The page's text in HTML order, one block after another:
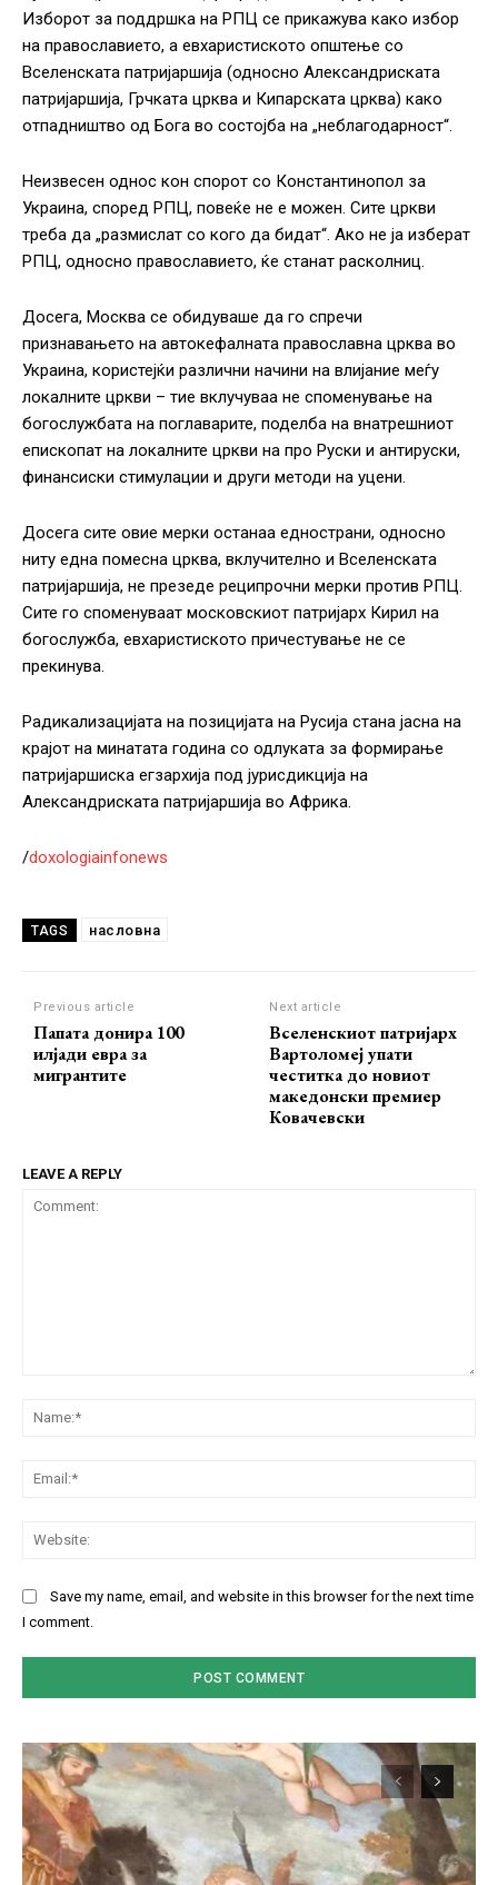
Изборот за поддршка на РПЦ се прикажува како избор
на православието, а евхаристиското општење со
Вселенската патријаршија (односно Александриската
патријаршија, Грчката црква и Кипарската црква) како
отпадништво од Бога во состојба на „неблагодарност“.
Неизвесен однос кон спорот со Константинопол за
Украина, според РПЦ, повеќе не е можен. Сите цркви
треба да „размислат со кого да бидат“. Ако не ја изберат
РПЦ, односно православието, ќе станат расколниц.
Досега, Москва се обидуваше да го спречи
признавањето на автокефалната православна црква во
Украина, користејќи различни начини на влијание меѓу
локалните цркви – тие вклучуваа не споменување на
богослужбата на поглаварите, поделба на внатрешниот
епископат на локалните цркви на про Руски и антируски,
финансиски стимулации и други методи на уцени.
Досега сите овие мерки останаа еднострани, односно
ниту една помесна црква, вклучително и Вселенската
патријаршија, не презеде реципрочни мерки против РПЦ.
Сите го споменуваат московскиот патријарх Кирил на
богослужба, евхаристиското причестување не се
прекинува.
Радикализацијата на позицијата на Русија стана јасна на
крајот на минатата година со одлуката за формирање
патријаршиска егзархија под јурисдикција на
Александриската патријаршија во Африка.
/doxologiainfonews
TAGS насловна
Previous article
Папата донира 100
илјади евра за
мигрантите
Next article
Вселенскиот патријарх
Вартоломеј упати
честитка до новиот
македонски премиер
Ковачевски
LEAVE A REPLY
Save my name, email, and website in this browser for the next time
I comment.